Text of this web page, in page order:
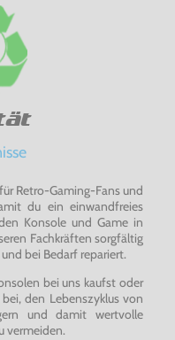
Retro-Gaming-Fans und
du ein einwandfreies
Konsole und Game in
Fachkräften sorgfältig
bei Bedarf repariert.
bei uns kaufst oder
den Lebenszyklus von
und damit wertvolle
vermeiden.